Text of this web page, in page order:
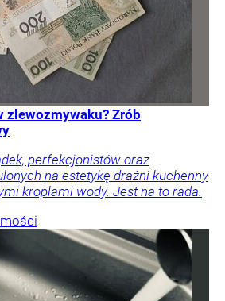
zlewozmywaku? Zrób
perfekcjonistów oraz
na estetykę drażni kuchenny
kroplami wody. Jest na to rada.